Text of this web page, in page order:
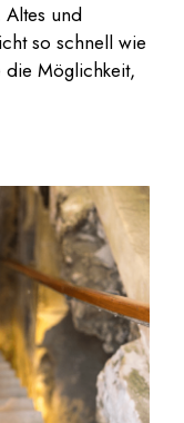
Altes und
so schnell wie
die Möglichkeit,